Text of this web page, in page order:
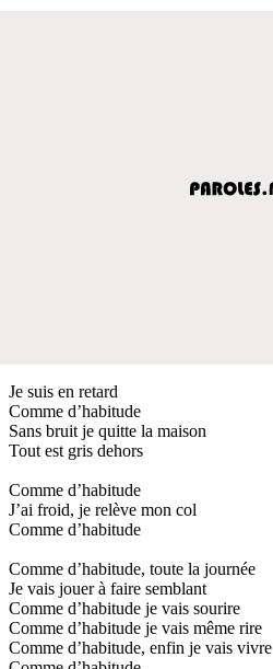
Je suis en retard
Comme d’habitude
Sans bruit je quitte la maison
Tout est gris dehors
Comme d’habitude
J’ai froid, je relève mon col
Comme d’habitude
Comme d’habitude, toute la journée
Je vais jouer à faire semblant
Comme d’habitude je vais sourire
Comme d’habitude je vais même rire
Comme d’habitude, enfin je vais vivre